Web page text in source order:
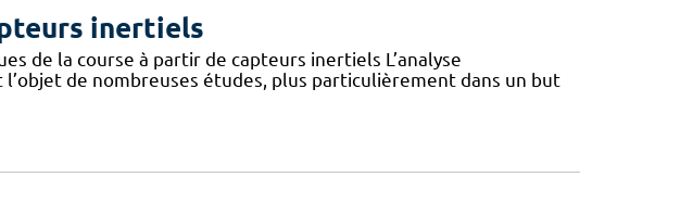
inertiels
de la course à partir de capteurs inertiels L’analyse
l’objet de nombreuses études, plus particulièrement dans un but